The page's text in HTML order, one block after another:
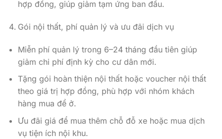
hợp đồng, giúp giảm tạm ứng ban đầu.
Gói nội thất, phí quản lý và ưu đãi dịch vụ
Miễn phí quản lý trong 6–24 tháng đầu tiên giúp
giảm chi phí định kỳ cho cư dân mới.
Tặng gói hoàn thiện nội thất hoặc voucher nội thất
theo giá trị hợp đồng, phù hợp với nhóm khách
hàng mua để ở.
Ưu đãi giá để mua thêm chỗ đỗ xe hoặc mua dịch
vụ tiện ích nội khu.